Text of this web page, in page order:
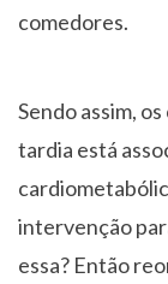
comedores.
Sendo assim,
tardia está
intervenção
essa? Então